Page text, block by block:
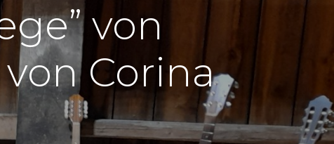
von
Corina